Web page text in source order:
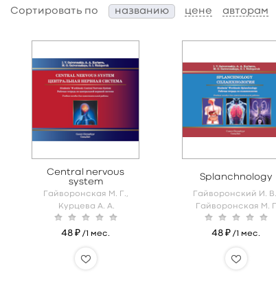
Сортировать по названию цене авторам
Central nervous
system
Гайворонская М. Г.,
Курцева А. А.
48 ₽ /1 мес.
Splanchnology
Гайворонский И. В.,
Гайворонская М. Г.
48 ₽ /1 мес.